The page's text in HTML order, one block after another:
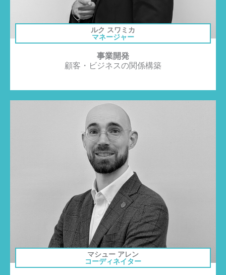
ルク スワミカ
マネージャー
事業開発
顧客・ビジネスの関係構築
マシュー アレン
コーディネイター